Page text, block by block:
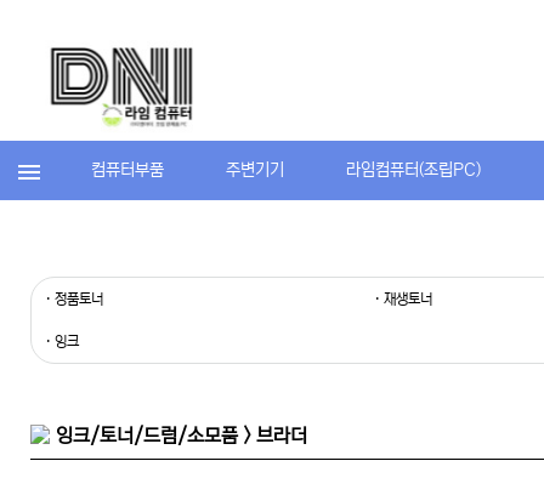
컴퓨터부품 주변기기 라임컴퓨터(조립PC)
· 정품토너 · 재생토너
· 잉크
잉크/토너/드럼/소모품 > 브라더